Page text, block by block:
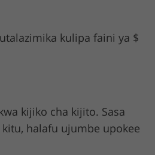
kulipa faini ya $
kijiko cha kijito. Sasa
halafu ujumbe upokee